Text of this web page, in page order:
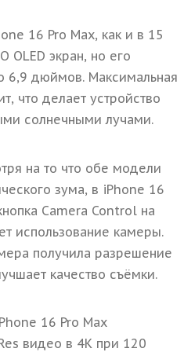
16 Pro Max, как и в 15
OLED экран, но его
6,9 дюймов. Максимальная
что делает устройство
солнечными лучами.
на то что обе модели
зума, в iPhone 16
Camera Control на
использование камеры.
получила разрешение
качество съёмки.
16 Pro Max
видео в 4K при 120